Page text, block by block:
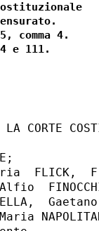
comma 4.
LA CORTE
FLICK,